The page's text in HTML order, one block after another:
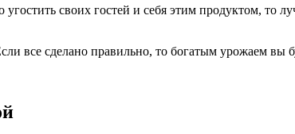
своих гостей и себя этим продуктом, то
все сделано правильно, то богатым урожаем вы